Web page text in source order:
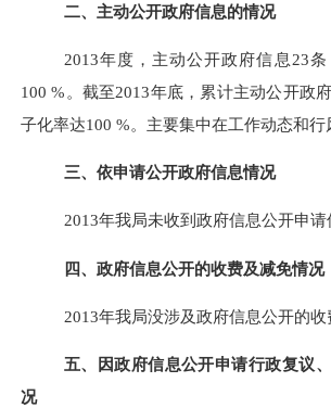
二、主动公开政府信息的情况
2013年度，主动公开政府信息23
100 %。截至2013年底，累计主动公开政
子化率达100 %。主要集中在工作动态和行
三、依申请公开政府信息情况
2013年我局未收到政府信息公开申请
四、政府信息公开的收费及减免情况
2013年我局没涉及政府信息公开的收
五、因政府信息公开申请行政复议
况